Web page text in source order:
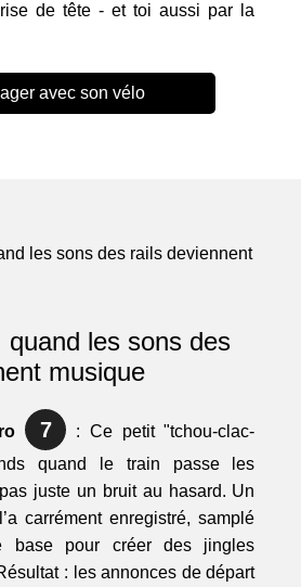
de tête - et toi aussi par la
avec son vélo
quand les sons des
musique
7
: Ce petit "tchou-clac-
quand le train passe les
juste un bruit au hasard. Un
carrément enregistré, samplé
base pour créer des jingles
: les annonces de départ